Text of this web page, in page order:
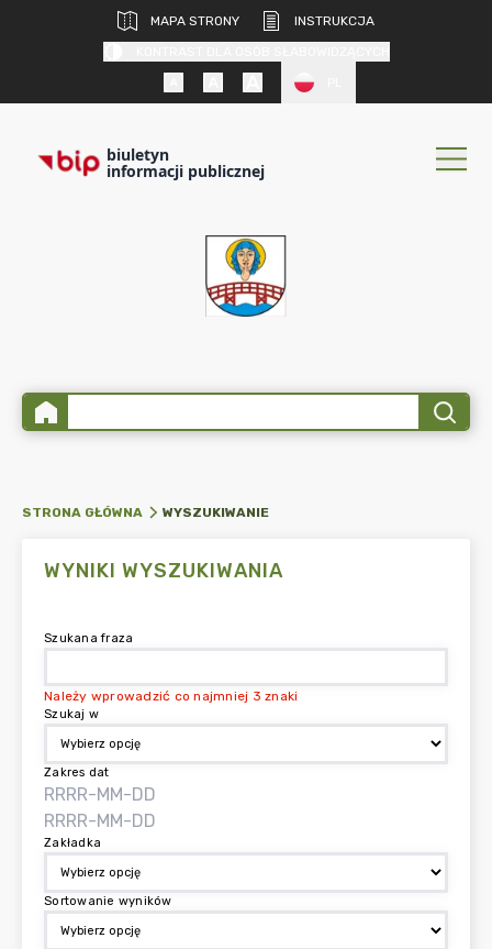
MAPA STRONY
INSTRUKCJA
biuletyn
informacji publicznej
STRONA GŁÓWNA WYSZUKIWANIE
WYNIKI WYSZUKIWANIA
Szukana fraza
Należy wprowadzić co najmniej 3 znaki
Szukaj w
Zakres dat
Zakładka
Sortowanie wyników